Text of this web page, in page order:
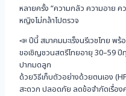
หลายครั้ง “ความกลัว ความอาย ค
หญิงไม่กล้าไปตรวจ
📣 ปีนี้ สมาคมมะเร็งนรีเวชไทย พ
ขอเชิญชวนสตรีไทยอายุ 30–59 ปี
ปากมดลูก
ด้วยวิธีเก็บตัวอย่างด้วยตนเอง
สะดวก ปลอดภัย ลดข้อจำกัดเรื่อง